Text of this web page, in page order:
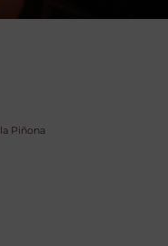
Piñona